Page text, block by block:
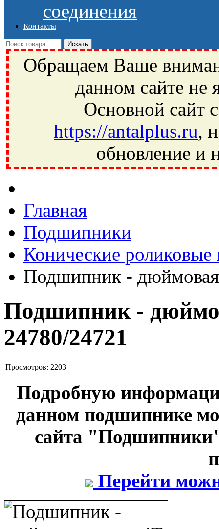
соединения
Контакты
Обращаем Ваше
данном сайте не
Основной сайт
https://antalplus.ru,
обновление и
Ивантеевка, подшипники, пневматика, метизы, техника,
Главная
Подшипники
Конические
Подшипник - дюймовая
Подшипник -
24780/24721
Просмотров: 2203
Подробную
данном подшипнике
сайта
Перейти